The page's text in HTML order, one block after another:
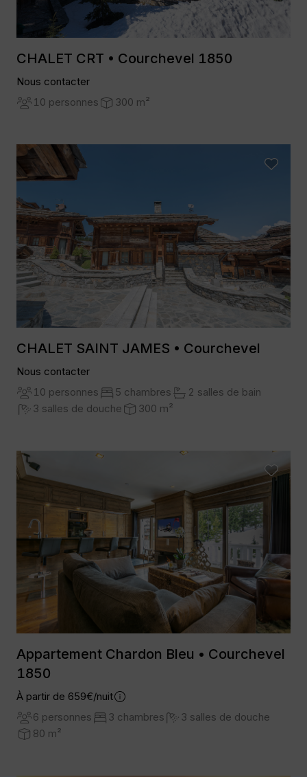
CHALET CRT • Courchevel 1850
Nous contacter
10 personnes
300 m²
CHALET SAINT JAMES • Courchevel
Nous contacter
10 personnes
5 chambres
2 salles de bain
3 salles de douche
300 m²
Appartement Chardon Bleu • Courchevel
1850
À partir de 659€/nuit
6 personnes
3 chambres
3 salles de douche
80 m²